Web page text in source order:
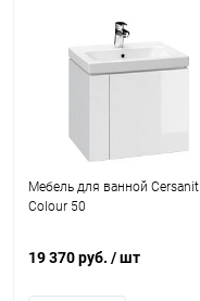
Мебель для ванной Cersanit
Colour 50
19 370 руб. / шт